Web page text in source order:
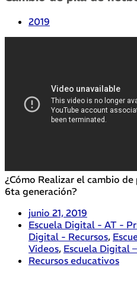
2019
¿Cómo Realizar el cambio
6ta generación?
junio 21, 2019
Escuela Digital - AT -
Digital - Recursos,
Videos, Escuela Digital
Recursos educativos